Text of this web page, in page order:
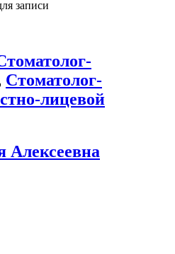
записи
Стоматолог-
лицевой
Алексеевна